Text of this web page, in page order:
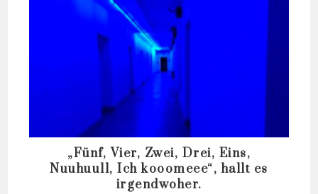
„Fünf, Vier, Zwei, Drei, Eins,
Nuuhuull, Ich kooomeee“, hallt es
irgendwoher.